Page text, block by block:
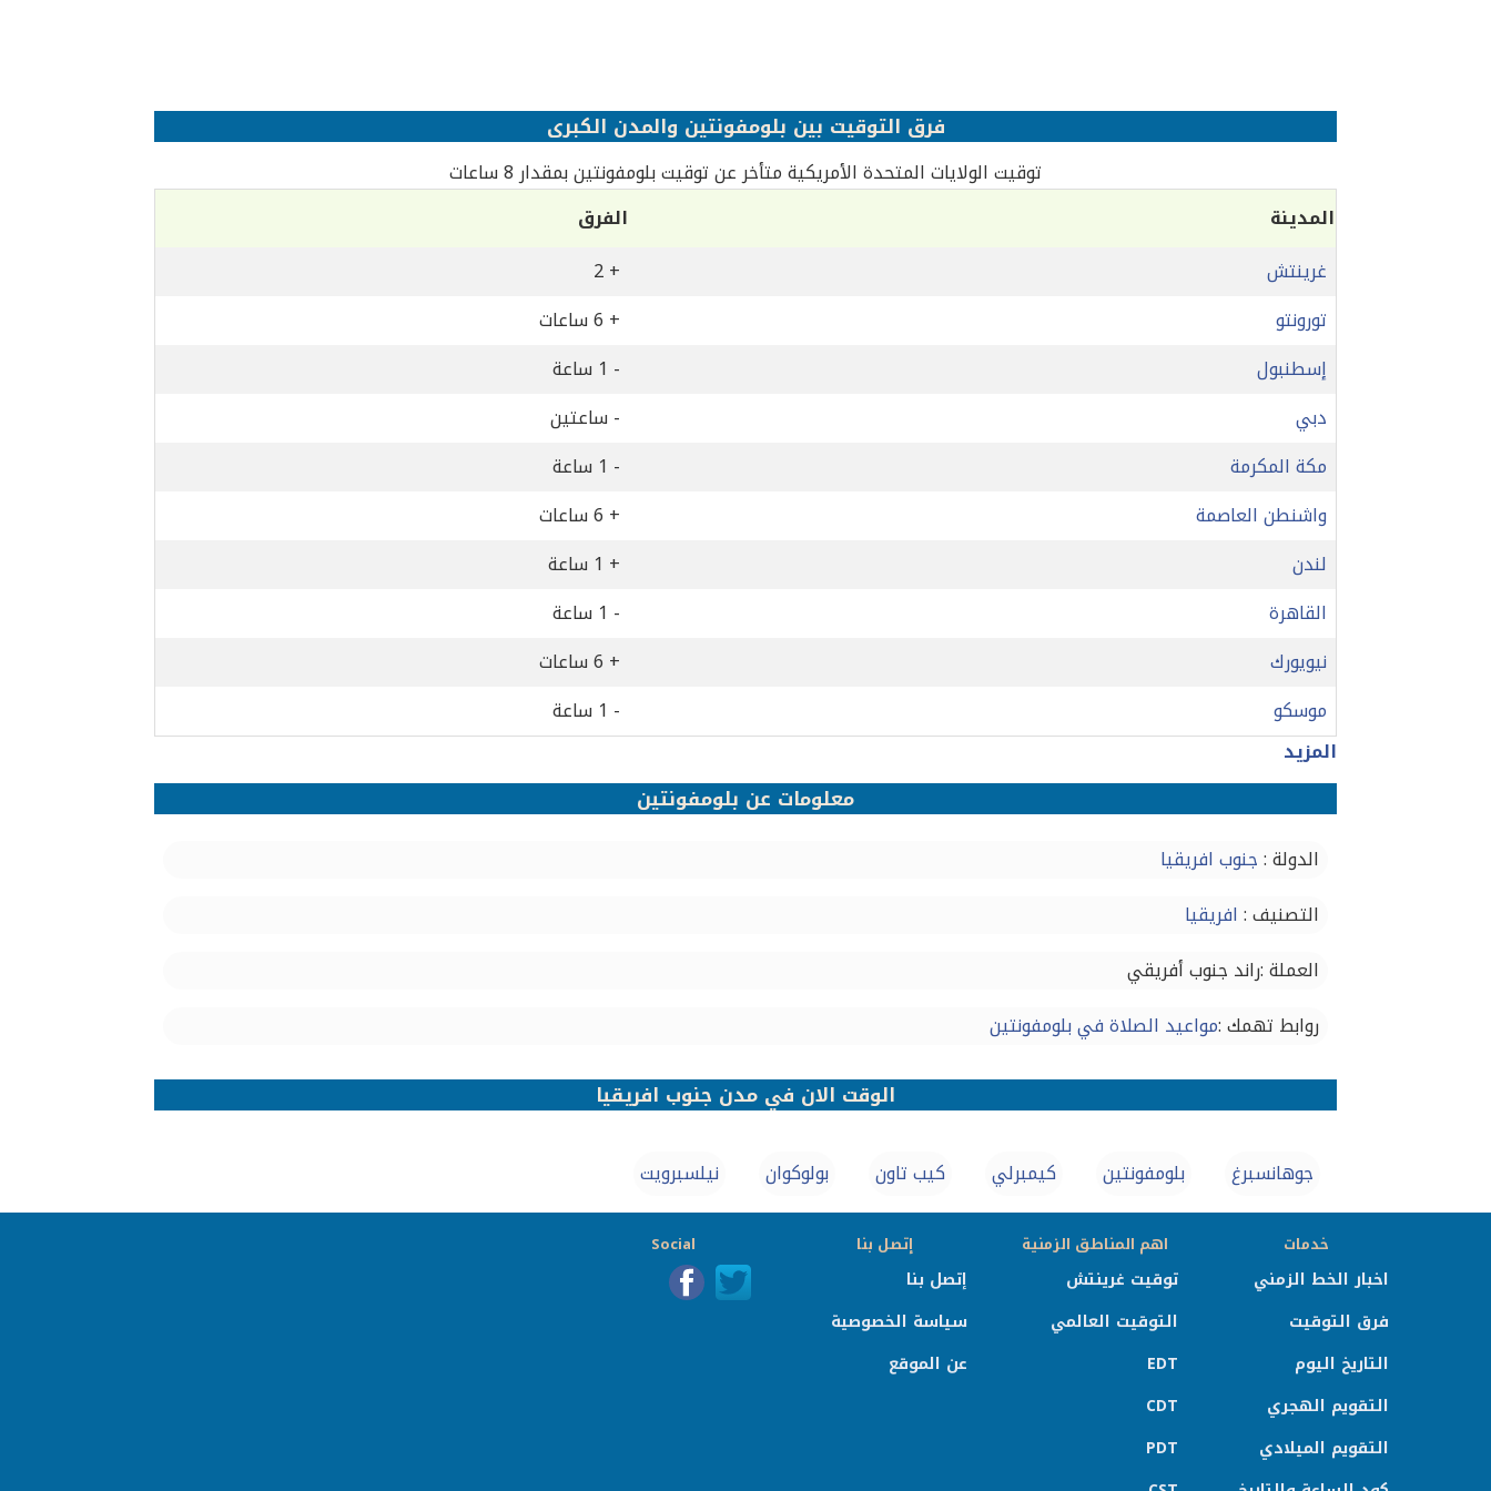
فرق التوقيت بين بلومفونتين والمدن الكبرى
توقيت الولايات المتحدة الأمريكية متأخر عن توقيت بلومفونتين بمقدار 8 ساعات
المدينة
الفرق
غرينتش
+ 2
تورونتو
+ 6 ساعات
إسطنبول
- 1 ساعة
دبي
- ساعتين
مكة المكرمة
- 1 ساعة
واشنطن العاصمة
+ 6 ساعات
لندن
+ 1 ساعة
القاهرة
- 1 ساعة
نيويورك
+ 6 ساعات
موسكو
- 1 ساعة
المزيد
معلومات عن بلومفونتين
الدولة :جنوب افريقيا
التصنيف : افريقيا
العملة :راند جنوب أفريقي
روابط تهمك :مواعيد الصلاة في بلومفونتين
الوقت الان في مدن جنوب افريقيا
جوهانسبرغ بلومفونتين كيمبرلي كيب تاون بولوكوان نيلسبرويت
خدمات
اخبار الخط الزمني
فرق التوقيت
التاريخ اليوم
التقويم الهجري
التقويم الميلادي
اهم المناطق الزمنية
توقيت غرينتش
التوقيت العالمي
EDT
CDT
PDT
إتصل بنا
إتصل بنا
سياسة الخصوصية
عن الموقع
Social